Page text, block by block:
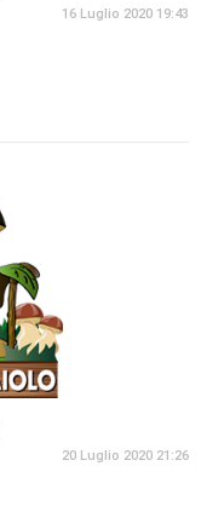
16 Luglio 2020 19:43
20 Luglio 2020 21:26